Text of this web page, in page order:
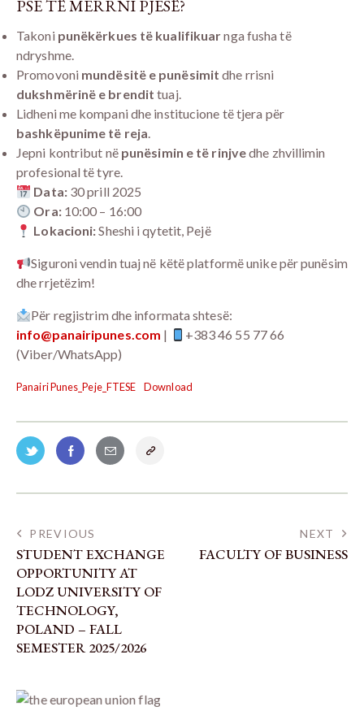
PSE TË MERRNI PJESË?
Takoni punëkërkues të kualifikuarnga fusha të
ndryshme.
Promovoni mundësitë e punësimit dhe rrisni
dukshmërinë e brendit tuaj.
Lidheni me kompani dhe institucione të tjera për
bashkëpunime të reja.
Jepni kontribut në punësimin e të rinjvedhe zhvillimin
profesional të tyre.
Data:30 prill 2025
Ora:10:00 – 16:00
Lokacioni:Sheshi i qytetit, Pejë
Siguroni vendin tuaj në këtë platformë unike për punësim
dhe rrjetëzim!
Për regjistrim dhe informata shtesë:
info@panairipunes.com |
+383 46 55 77 66
(Viber/WhatsApp)
Panairi Punes_Peje_FTESE Download
PREVIOUS
STUDENT EXCHANGE
OPPORTUNITY AT
LODZ UNIVERSITY OF
TECHNOLOGY,
POLAND – FALL
SEMESTER 2025/2026
NEXT
FACULTY OF BUSINESS